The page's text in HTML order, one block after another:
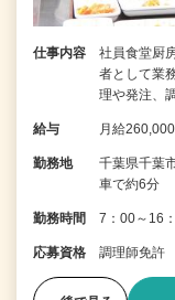
仕事内容
社員食堂厨
者として業
理や発注、
給与 月給
勤務地
千葉県千葉
車で約6分
勤務時間 7：00～16
応募資格 調理師免許